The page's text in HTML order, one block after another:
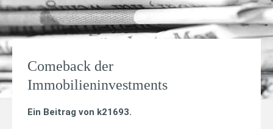
Comeback der
Immobilieninvestments
Ein Beitrag von k21693.